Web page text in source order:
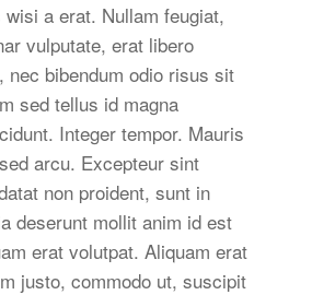
a erat. Nullam feugiat,
vulputate, erat libero
nec bibendum odio risus sit
sed tellus id magna
Integer tempor. Mauris
arcu. Excepteur sint
non proident, sunt in
deserunt mollit anim id est
erat volutpat. Aliquam erat
justo, commodo ut, suscipit